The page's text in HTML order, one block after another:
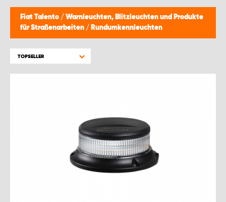
Fiat Talento / Warnleuchten, Blitzleuchten und Produkte
für Straßenarbeiten / Rundumkennleuchten
TOPSELLER